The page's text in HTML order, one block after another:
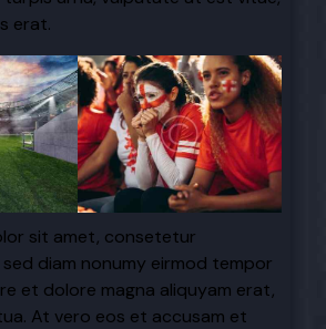
erat.
sit amet, consetetur
diam nonumy eirmod tempor
et dolore magna aliquyam erat,
At vero eos et accusam et